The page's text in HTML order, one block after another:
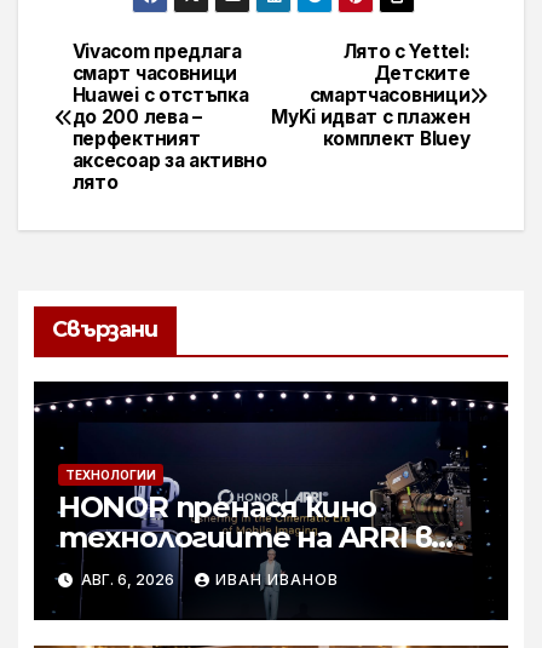
Навигация
Лято с Yettel:
Детските
смартчасовници
MyKi идват с плажен
комплект Bluey
Vivacom предлага
смарт часовници
Huawei с отстъпка
до 200 лева –
перфектният
аксесоар за активно
лято
Свързани
ТЕХНОЛОГИИ
HONOR пренася кино
технологиите на ARRI в
мобилното творчество на
събитието Imaging
Technology Launch
АВГ. 6, 2026 ИВАН ИВАНОВ